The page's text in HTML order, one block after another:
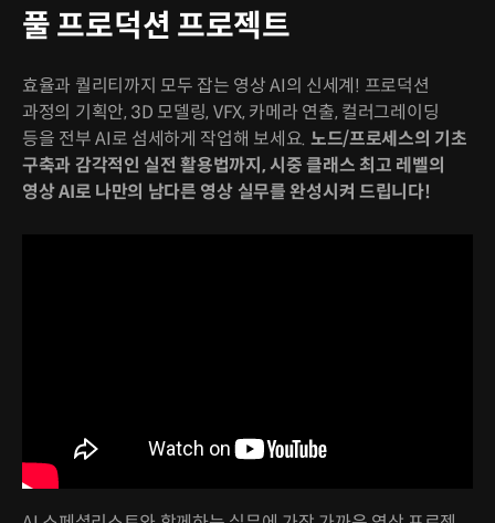
풀 프로덕션 프로젝트
효율과 퀄리티까지 모두 잡는 영상 AI의 신세계! 프로덕션
과정의 기획안, 3D 모델링, VFX, 카메라 연출, 컬러그레이딩
등을 전부 AI로 섬세하게 작업해 보세요. 노드/프로세스의 기초
구축과 감각적인 실전 활용법까지, 시중 클래스 최고 레벨의
영상 AI로 나만의 남다른 영상 실무를 완성시켜 드립니다!